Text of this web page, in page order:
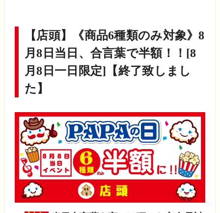
【店頭】《商品6種類のみ対象》8
月8日当日、合言葉で半額！！[8
月8日一日限定]
【終了致しまし
た】